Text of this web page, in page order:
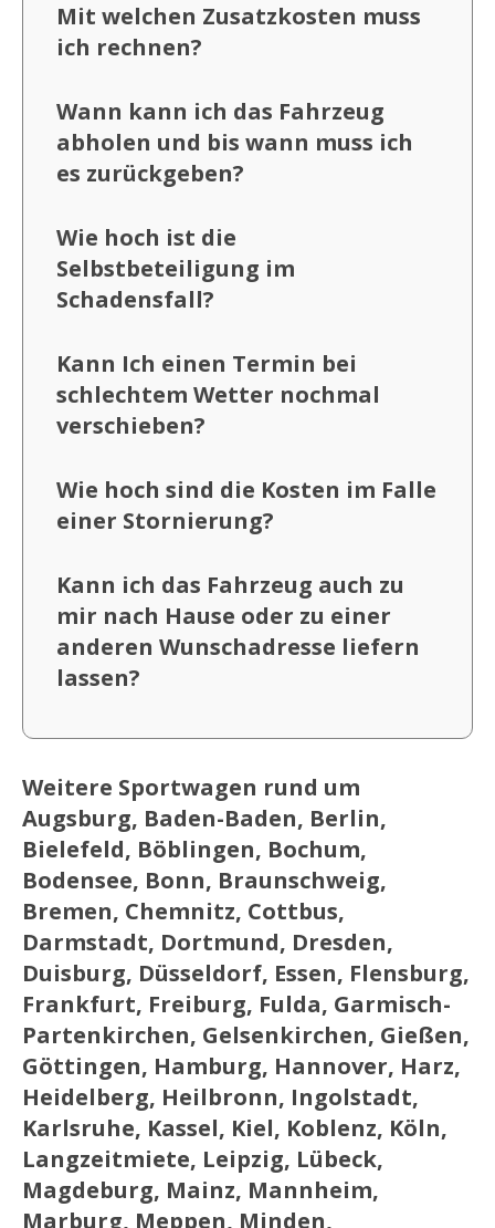
Mit welchen Zusatzkosten muss
ich rechnen?
Wann kann ich das Fahrzeug
abholen und bis wann muss ich
es zurückgeben?
Wie hoch ist die
Selbstbeteiligung im
Schadensfall?
Kann Ich einen Termin bei
schlechtem Wetter nochmal
verschieben?
Wie hoch sind die Kosten im Falle
einer Stornierung?
Kann ich das Fahrzeug auch zu
mir nach Hause oder zu einer
anderen Wunschadresse liefern
lassen?
Weitere Sportwagen rund um
Augsburg, Baden-Baden, Berlin,
Bielefeld, Böblingen, Bochum,
Bodensee, Bonn, Braunschweig,
Bremen, Chemnitz, Cottbus,
Darmstadt, Dortmund, Dresden,
Duisburg, Düsseldorf, Essen, Flensburg,
Frankfurt, Freiburg, Fulda, Garmisch-
Partenkirchen, Gelsenkirchen, Gießen,
Göttingen, Hamburg, Hannover, Harz,
Heidelberg, Heilbronn, Ingolstadt,
Karlsruhe, Kassel, Kiel, Koblenz, Köln,
Langzeitmiete, Leipzig, Lübeck,
Magdeburg, Mainz, Mannheim,
Marburg, Meppen, Minden,